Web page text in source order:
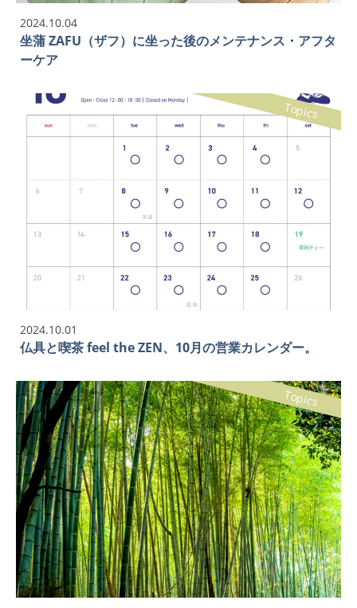
2024.10.04
坐蒲 ZAFU（ザフ）に坐った後のメンテナンス・アフタ
ーケア
2024.10.01
仏具と喫茶 feel the ZEN、10月の営業カレンダー。
Topics
Topics